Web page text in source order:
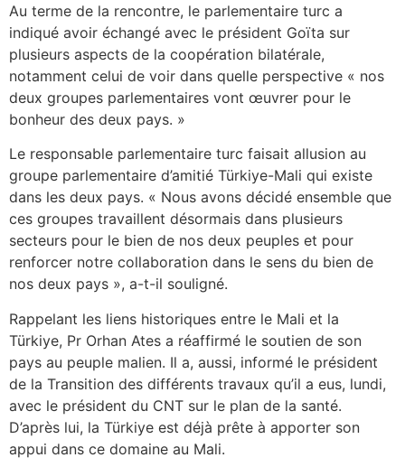
Au terme de la rencontre, le parlementaire turc a
indiqué avoir échangé avec le président Goïta sur
plusieurs aspects de la coopération bilatérale,
notamment celui de voir dans quelle perspective « nos
deux groupes parlementaires vont œuvrer pour le
bonheur des deux pays. »
Le responsable parlementaire turc faisait allusion au
groupe parlementaire d’amitié Türkiye-Mali qui existe
dans les deux pays. « Nous avons décidé ensemble que
ces groupes travaillent désormais dans plusieurs
secteurs pour le bien de nos deux peuples et pour
renforcer notre collaboration dans le sens du bien de
nos deux pays », a-t-il souligné.
Rappelant les liens historiques entre le Mali et la
Türkiye, Pr Orhan Ates a réaffirmé le soutien de son
pays au peuple malien. Il a, aussi, informé le président
de la Transition des différents travaux qu’il a eus, lundi,
avec le président du CNT sur le plan de la santé.
D’après lui, la Türkiye est déjà prête à apporter son
appui dans ce domaine au Mali.